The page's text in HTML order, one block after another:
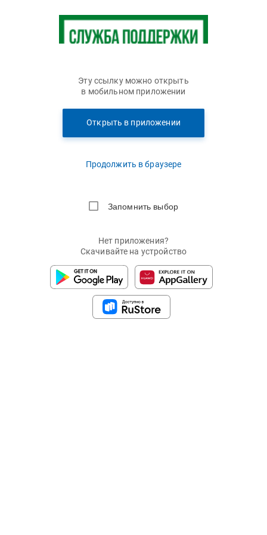
Эту ссылку можно открыть
в мобильном приложении
Открыть в приложении
Продолжить в браузере
Запомнить выбор
Нет приложения?
Скачивайте на устройство